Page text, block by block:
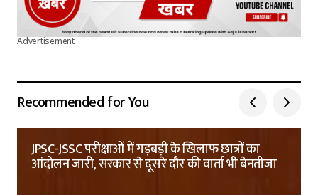
Advertisement
Recommended for You
JPSC-JSSC परीक्षाओं में गड़बड़ी के खिलाफ छात्रों का
आंदोलन जारी, सरकार से दूसरे दौर की वार्ता भी बेनतीजा